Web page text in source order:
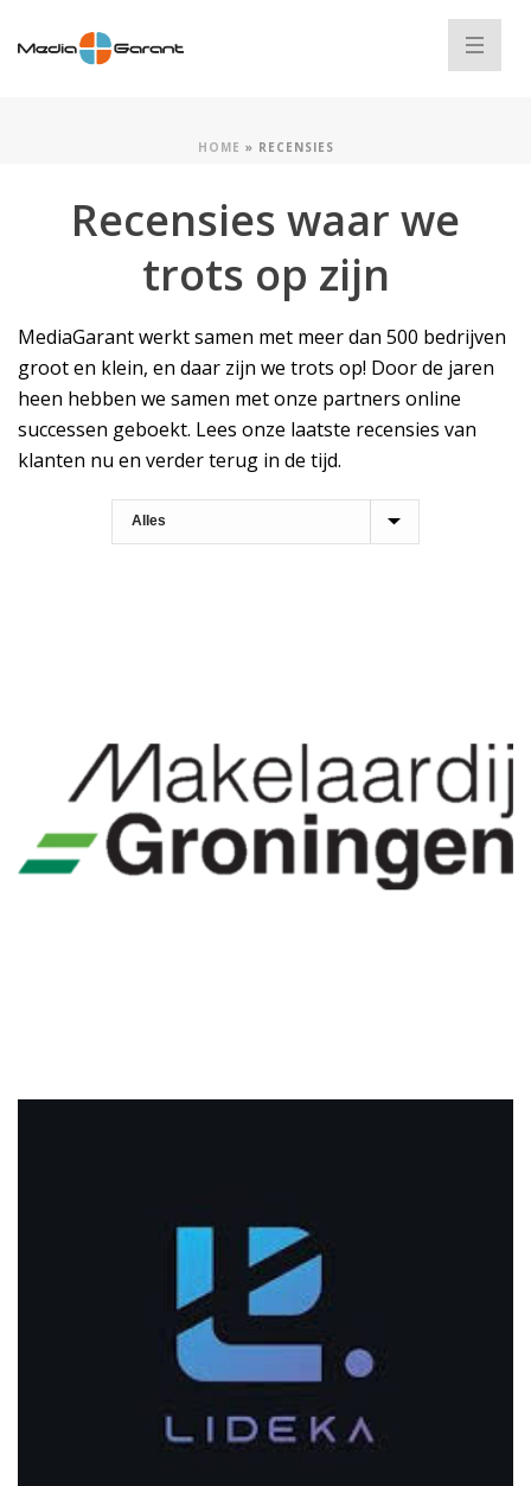
HOME » RECENSIES
Recensies waar we
trots op zijn
MediaGarant werkt samen met meer dan 500 bedrijven
groot en klein, en daar zijn we trots op! Door de jaren
heen hebben we samen met onze partners online
successen geboekt. Lees onze laatste recensies van
klanten nu en verder terug in de tijd.
november 29, 2021
Makelaardij Groningen
oktober 1, 2021
Lideka Home